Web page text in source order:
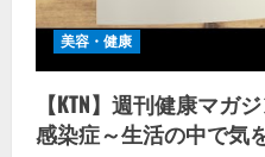
美容・健康
【KTN】週刊健康マ
感染症～生活の中で気